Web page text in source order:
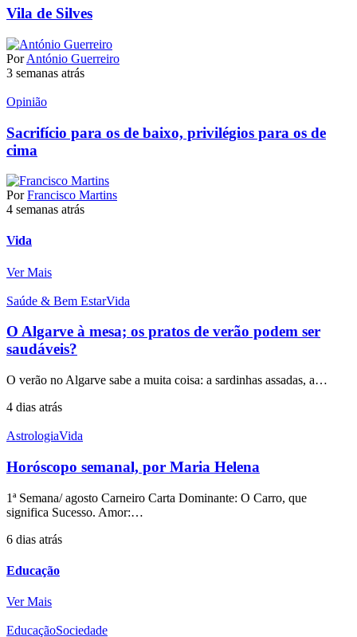
Vila de Silves
Por António Guerreiro
3 semanas atrás
Opinião
Sacrifício para os de baixo, privilégios para os de
cima
Por Francisco Martins
4 semanas atrás
Vida
Ver Mais
Saúde & Bem EstarVida
O Algarve à mesa; os pratos de verão podem ser
saudáveis?
O verão no Algarve sabe a muita coisa: a sardinhas assadas, a…
4 dias atrás
AstrologiaVida
Horóscopo semanal, por Maria Helena
1ª Semana/ agosto Carneiro Carta Dominante: O Carro, que
significa Sucesso. Amor:…
6 dias atrás
Educação
Ver Mais
EducaçãoSociedade